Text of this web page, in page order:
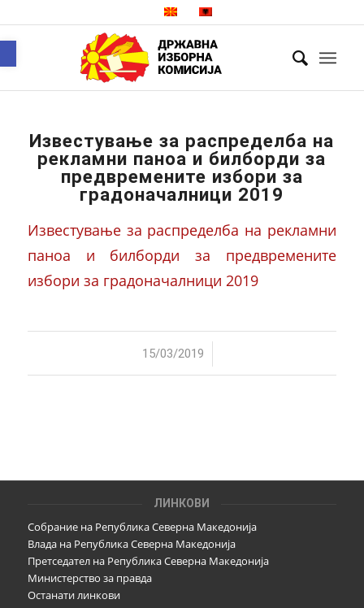
Известување за распределба на
рекламни паноа и билборди за
предвремените избори за
градоначалници 2019
Известување за распределба на рекламни
паноа и билборди за предвремените
избори за градоначалници 2019
15/03/2019
/
ЛИНКОВИ
Собрание на Република Северна Македонија
Влада на Република Северна Македонија
Претседател на Република Северна Македонија
Министерство за правда
Останати линкови
Open toolbar